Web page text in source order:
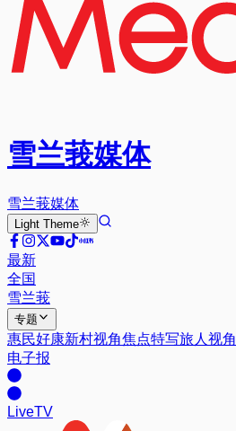
雪兰莪媒体
雪兰莪媒体
Light Theme
最新
全国
雪兰莪
专题
惠民好康新村视角焦点特写旅人视角
电子报
LiveTV